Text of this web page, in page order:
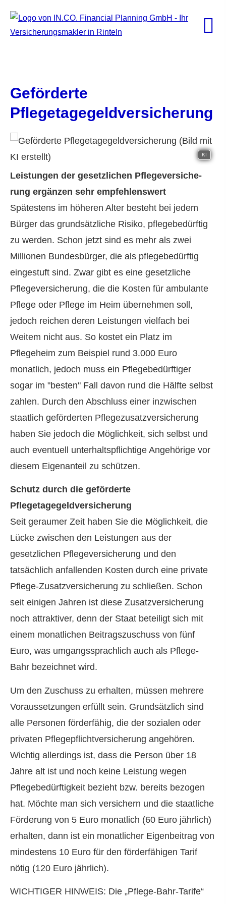
Geförderte
Pflegetagegeldversicherung
KI
Leistungen der gesetzlichen Pflege­ver­si­che­
rung ergänzen sehr empfehlenswert
Spätestens im höheren Alter besteht bei jedem
Bürger das grundsätzliche Risiko, pflegebedürftig
zu werden. Schon jetzt sind es mehr als zwei
Millionen Bundesbürger, die als pflegebedürftig
eingestuft sind. Zwar gibt es eine gesetzliche
Pflege­ver­si­che­rung, die die Kosten für ambulante
Pflege oder Pflege im Heim übernehmen soll,
jedoch reichen deren Leistungen vielfach bei
Weitem nicht aus. So kostet ein Platz im
Pflegeheim zum Beispiel rund 3.000 Euro
monatlich, jedoch muss ein Pflegebedürftiger
sogar im "besten" Fall davon rund die Hälfte selbst
zahlen. Durch den Abschluss einer inzwischen
staatlich geförderten Pflegezusatzversicherung
haben Sie jedoch die Möglichkeit, sich selbst und
auch eventuell unterhaltspflichtige Angehörige vor
diesem Eigenanteil zu schützen.
Schutz durch die geförderte
Pflegetagegeldversicherung
Seit geraumer Zeit haben Sie die Möglichkeit, die
Lücke zwischen den Leistungen aus der
gesetzlichen Pflege­ver­si­che­rung und den
tatsächlich anfallenden Kosten durch eine private
Pflege-Zusatzversicherung zu schließen. Schon
seit einigen Jahren ist diese Zusatzversicherung
noch attraktiver, denn der Staat beteiligt sich mit
einem monatlichen Beitragszuschuss von fünf
Euro, was umgangssprachlich auch als Pflege-
Bahr bezeichnet wird.
Um den Zuschuss zu erhalten, müssen mehrere
Voraussetzungen erfüllt sein. Grundsätzlich sind
alle Per­sonen förderfähig, die der sozialen oder
privaten Pflegepflichtversicherung angehören.
Wichtig allerdings ist, dass die Person über 18
Jahre alt ist und noch keine Leistung wegen
Pflegebedürftigkeit bezieht bzw. bereits bezogen
hat. Möchte man sich ver­sichern und die staatliche
Förderung von 5 Euro monatlich (60 Euro jährlich)
erhalten, dann ist ein monatlicher Eigenbeitrag von
mindestens 10 Euro für den förderfähigen Tarif
nötig (120 Euro jährlich).
WICHTIGER HINWEIS: Die „Pflege-Bahr-Tarife“